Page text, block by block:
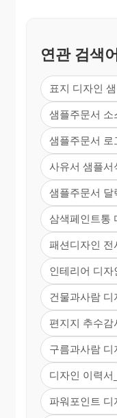
연관 검색어
표지 디자인
샘플주문서 소
샘플주문서 로
사유서 샘플서
샘플주문서 달
삼색페인트통
패션디자인 전
인테리어 디자
건물과사람 디
편지지 추수감
구름과사람 디
디자인 이력서_
파워포인트 디